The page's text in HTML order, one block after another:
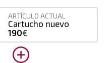
ARTÍCULO ACTUAL
Cartucho nuevo
190€